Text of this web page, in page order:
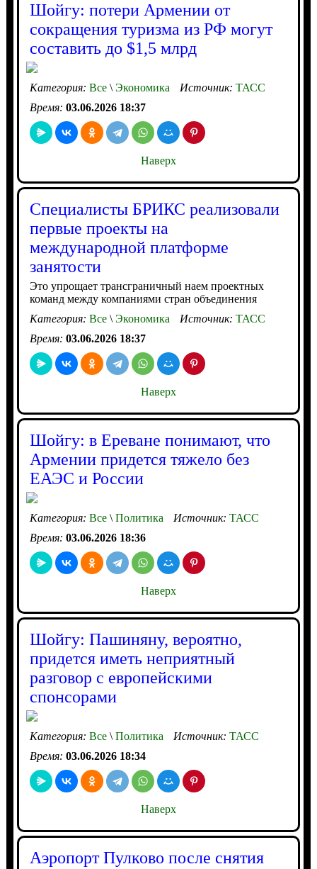
Шойгу: потери Армении от
сокращения туризма из РФ могут
составить до $1,5 млрд
Категория: Все\Экономика Источник: ТАСС
Время: 03.06.2026 18:37
Наверх
Специалисты БРИКС реализовали
первые проекты на
международной платформе
занятости
Это упрощает трансграничный наем проектных
команд между компаниями стран объединения
Категория: Все\Экономика Источник: ТАСС
Время: 03.06.2026 18:37
Наверх
Шойгу: в Ереване понимают, что
Армении придется тяжело без
ЕАЭС и России
Категория: Все\Политика Источник: ТАСС
Время: 03.06.2026 18:36
Наверх
Шойгу: Пашиняну, вероятно,
придется иметь неприятный
разговор с европейскими
спонсорами
Категория: Все\Политика Источник: ТАСС
Время: 03.06.2026 18:34
Наверх
Аэропорт Пулково после снятия